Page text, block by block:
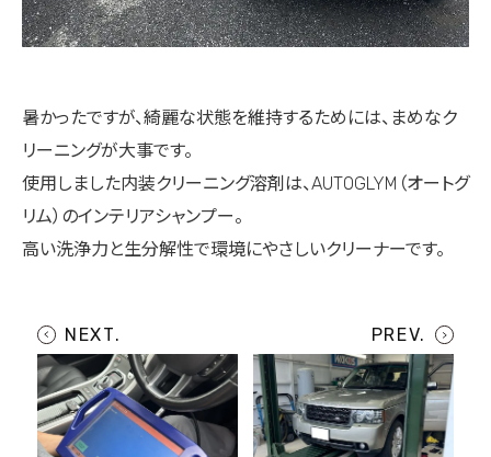
暑かったですが、綺麗な状態を維持するためには、まめなク
リーニングが大事です。
使用しました内装クリーニング溶剤は、AUTOGLYM（オートグ
リム）のインテリアシャンプー。
高い洗浄力と生分解性で環境にやさしいクリーナーです。